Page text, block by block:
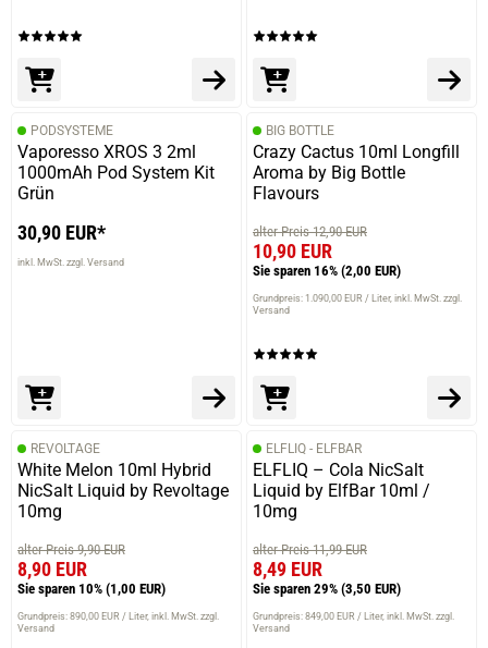
PODSYSTEME
Vaporesso XROS 3 2ml
1000mAh Pod System Kit
Grün
30,90 EUR*
inkl. MwSt. zzgl. Versand
BIG BOTTLE
Crazy Cactus 10ml Longfill
Aroma by Big Bottle
Flavours
alter Preis 12,90 EUR
10,90 EUR
Sie sparen 16% (2,00 EUR)
Grundpreis: 1.090,00 EUR / Liter inkl. MwSt. zzgl.
Versand
REVOLTAGE
White Melon 10ml Hybrid
NicSalt Liquid by Revoltage
10mg
alter Preis 9,90 EUR
8,90 EUR
Sie sparen 10% (1,00 EUR)
Grundpreis: 890,00 EUR / Liter inkl. MwSt. zzgl.
Versand
ELFLIQ - ELFBAR
ELFLIQ – Cola NicSalt
Liquid by ElfBar 10ml /
10mg
alter Preis 11,99 EUR
8,49 EUR
Sie sparen 29% (3,50 EUR)
Grundpreis: 849,00 EUR / Liter inkl. MwSt. zzgl.
Versand